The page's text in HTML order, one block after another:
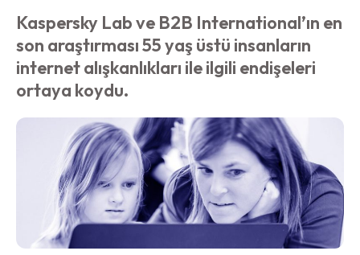
Kaspersky Lab ve B2B International’ın en
son araştırması 55 yaş üstü insanların
internet alışkanlıkları ile ilgili endişeleri
ortaya koydu.